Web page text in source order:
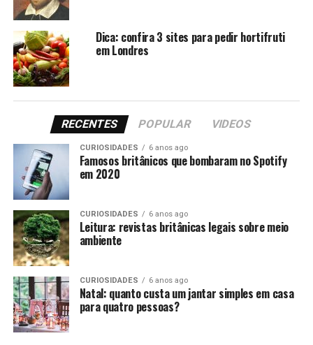
Mais um prato com batata, esse alimento tão popular
em todo mundo. O bangers and mash conta com purê de
batata e salsicha.
Você pode escolher entre salsichas mais ou menos
apimentadas (de carne de cordeiro, suína ou bovina).
Além disso, a receita pode ser servida com ervilha ou
molho de cebola.
Dica: confira 3 sites para pedir hortifruti
em Londres
RECENTES POPULAR VIDEOS
CURIOSIDADES 6 anos ago
Famosos britânicos que bombaram no Spotify
em 2020
CURIOSIDADES 6 anos ago
Leitura: revistas britânicas legais sobre meio
ambiente
CURIOSIDADES 6 anos ago
Natal: quanto custa um jantar simples em casa
para quatro pessoas?